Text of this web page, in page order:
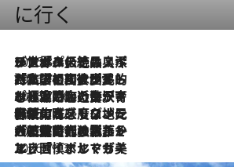
に行く
2026.8.8
リスボンの絶品スイーツ「パステル・デ・ナタ」とは？ポルトガル伝統の奥深い世界へ
2026.7.27
「私の祖国はポルトガル語です」国民的詩人フェルナンド・ペソアと、彼が愛した文学の街を歩く
2026.7.26
ポルトガル近海が育む極上の海の幸。キリリと冷えた白ワインと愉しむ、シーフード専門店の贅沢
2026.7.22
伝統の味をモダンに昇華。高感度な地元客が集う、リスボンの最旬ガストロノミー
2026.7.21
大航海時代の栄華から、震災、独裁、そして革命へ。ポルトガル・首都リスボンの石畳に刻まれた「歴史の光と影」
2026.7.13
エッセイ・ヤマザキマリ「慎ましくも美しき国 ポルトガル」